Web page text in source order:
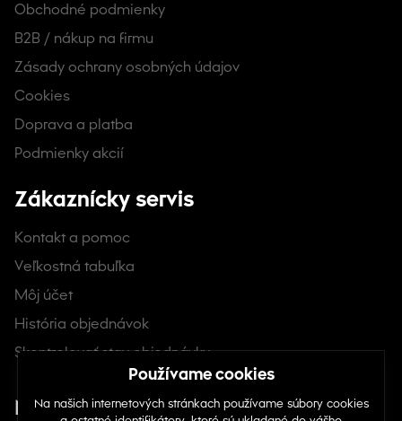
Obchodné podmienky
B2B / nákup na firmu
Zásady ochrany osobných údajov
Cookies
Doprava a platba
Podmienky akcií
Zákaznícky servis
Kontakt a pomoc
Veľkostná tabuľka
Môj účet
História objednávok
Skontrolovať stav objednávky
Nájdete nás na sociálnych sieťach